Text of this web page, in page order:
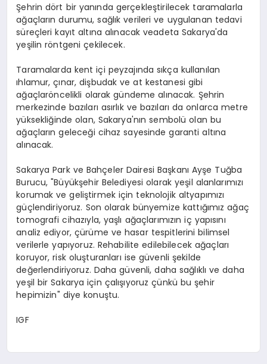
Şehrin dört bir yanında gerçekleştirilecek taramalarla
ağaçların durumu, sağlık verileri ve uygulanan tedavi
süreçleri kayıt altına alınacak veadeta Sakarya'da
yeşilin röntgeni çekilecek.
Taramalarda kent içi peyzajında sıkça kullanılan
ıhlamur, çınar, dişbudak ve at kestanesi gibi
ağaçlaröncelikli olarak gündeme alınacak. Şehrin
merkezinde bazıları asırlık ve bazıları da onlarca metre
yüksekliğinde olan, Sakarya'nın sembolü olan bu
ağaçların geleceği cihaz sayesinde garanti altına
alınacak.
Sakarya Park ve Bahçeler Dairesi Başkanı Ayşe Tuğba
Burucu, "Büyükşehir Belediyesi olarak yeşil alanlarımızı
korumak ve geliştirmek için teknolojik altyapımızı
güçlendiriyoruz. Son olarak bünyemize kattığımız ağaç
tomografi cihazıyla, yaşlı ağaçlarımızın iç yapısını
analiz ediyor, çürüme ve hasar tespitlerini bilimsel
verilerle yapıyoruz. Rehabilite edilebilecek ağaçları
koruyor, risk oluşturanları ise güvenli şekilde
değerlendiriyoruz. Daha güvenli, daha sağlıklı ve daha
yeşil bir Sakarya için çalışıyoruz çünkü bu şehir
hepimizin" diye konuştu.
IGF